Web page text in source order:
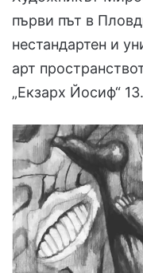
първи път в
нестандартен и
арт
„Екзарх Йосиф“ 13.